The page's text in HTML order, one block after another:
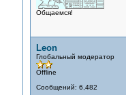
Общаемся!
Leon
Глобальный модератор
Offline
Сообщений: 6,482